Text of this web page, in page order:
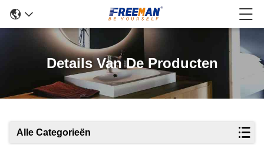
Details Van De Producten
Alle Categorieën